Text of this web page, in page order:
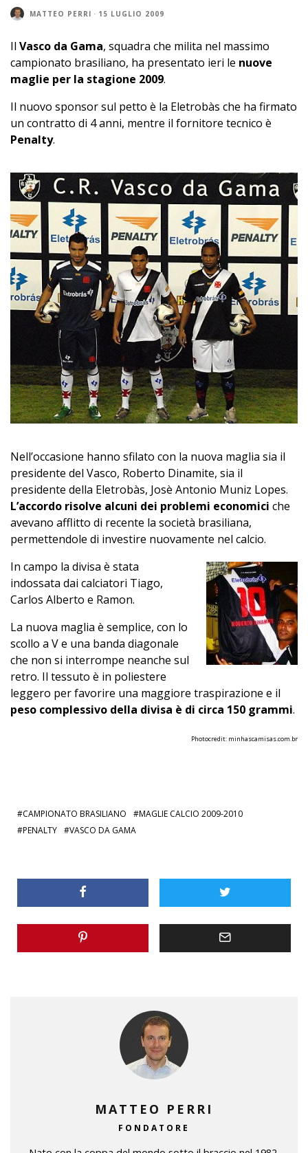
MATTEO PERRI · 15 LUGLIO 2009
Il Vasco da Gama, squadra che milita nel massimo
campionato brasiliano, ha presentato ieri le nuove
maglie per la stagione 2009.
Il nuovo sponsor sul petto è la Eletrobàs che ha firmato
un contratto di 4 anni, mentre il fornitore tecnico è
Penalty.
Nell’occasione hanno sfilato con la nuova maglia sia il
presidente del Vasco, Roberto Dinamite, sia il
presidente della Eletrobàs, Josè Antonio Muniz Lopes.
L’accordo risolve alcuni dei problemi economici che
avevano afflitto di recente la società brasiliana,
permettendole di investire nuovamente nel calcio.
In campo la divisa è stata
indossata dai calciatori Tiago,
Carlos Alberto e Ramon.
La nuova maglia è semplice, con lo
scollo a V e una banda diagonale
che non si interrompe neanche sul
retro. Il tessuto è in poliestere
leggero per favorire una maggiore traspirazione e il
peso complessivo della divisa è di circa 150 grammi.
Photocredit: minhascamisas.com.br
CAMPIONATO BRASILIANO
MAGLIE CALCIO 2009-2010
PENALTY
VASCO DA GAMA
MATTEO PERRI
FONDATORE